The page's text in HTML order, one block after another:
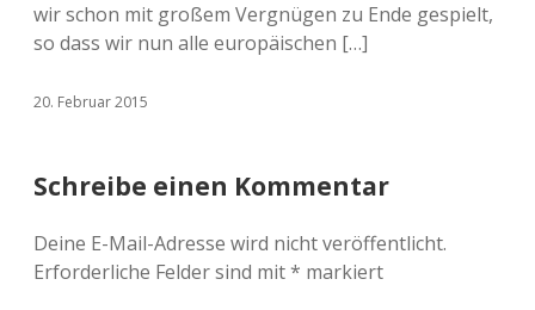
wir schon mit großem Vergnügen zu Ende gespielt,
so dass wir nun alle europäischen […]
20. Februar 2015
Schreibe einen Kommentar
Deine E-Mail-Adresse wird nicht veröffentlicht.
Erforderliche Felder sind mit* markiert